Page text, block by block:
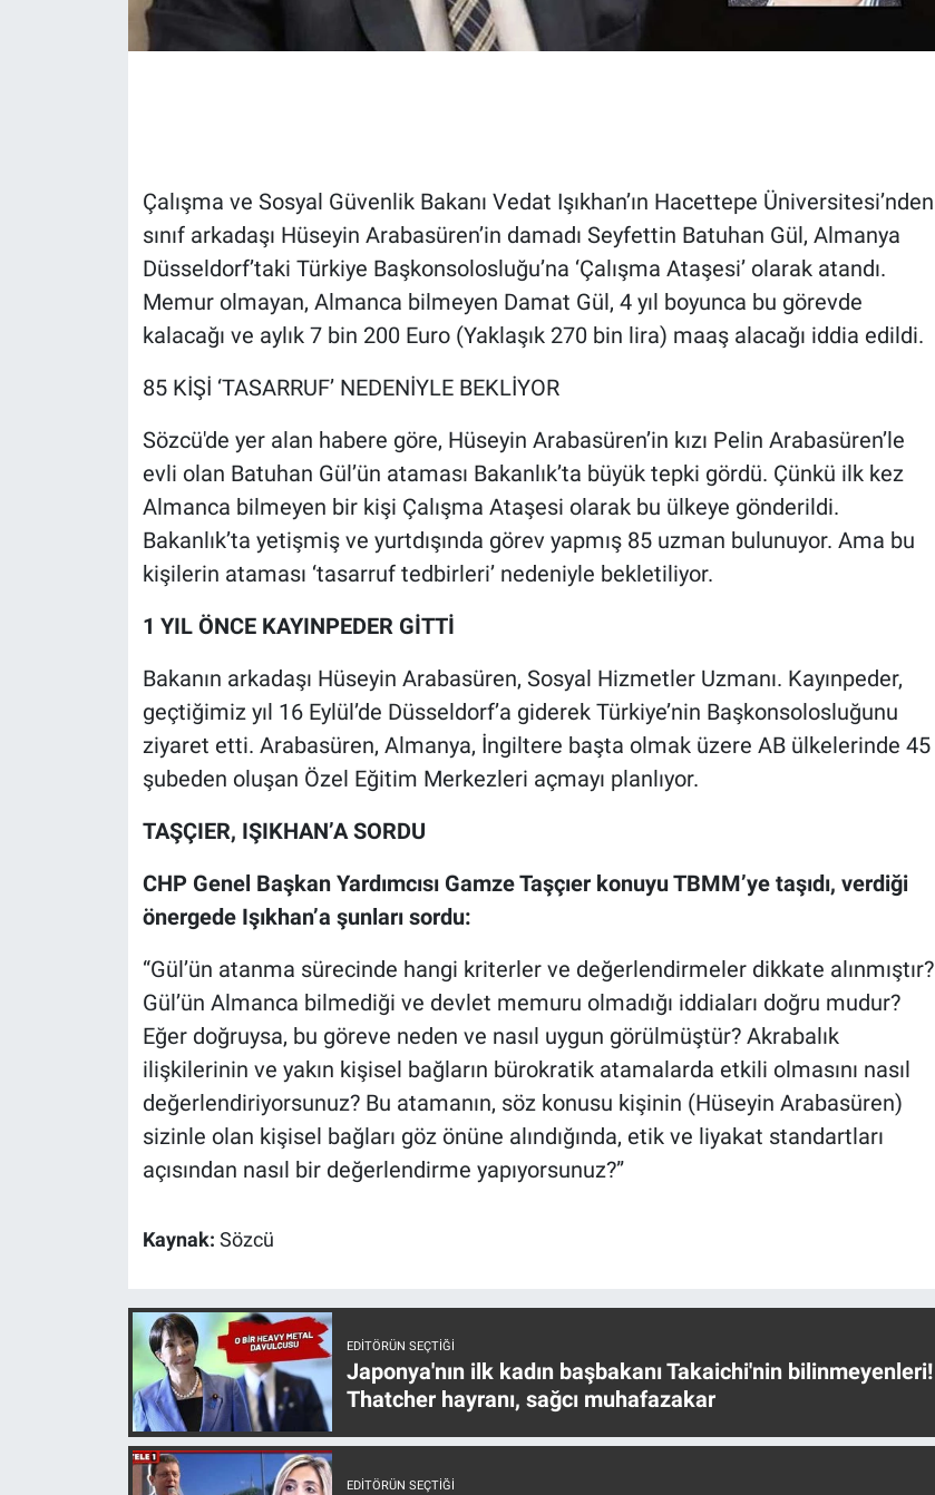
Çalışma ve Sosyal Güvenlik Bakanı Vedat Işıkhan’ın Hacettepe Üniversitesi’nden
sınıf arkadaşı Hüseyin Arabasüren’in damadı Seyfettin Batuhan Gül, Almanya
Düsseldorf’taki Türkiye Başkonsolosluğu’na ‘Çalışma Ataşesi’ olarak atandı.
Memur olmayan, Almanca bilmeyen Damat Gül, 4 yıl boyunca bu görevde
kalacağı ve aylık 7 bin 200 Euro (Yaklaşık 270 bin lira) maaş alacağı iddia edildi.
85 KİŞİ ‘TASARRUF’ NEDENİYLE BEKLİYOR
Sözcü'de yer alan habere göre, Hüseyin Arabasüren’in kızı Pelin Arabasüren’le
evli olan Batuhan Gül’ün ataması Bakanlık’ta büyük tepki gördü. Çünkü ilk kez
Almanca bilmeyen bir kişi Çalışma Ataşesi olarak bu ülkeye gönderildi.
Bakanlık’ta yetişmiş ve yurtdışında görev yapmış 85 uzman bulunuyor. Ama bu
kişilerin ataması ‘tasarruf tedbirleri’ nedeniyle bekletiliyor.
1 YIL ÖNCE KAYINPEDER GİTTİ
Bakanın arkadaşı Hüseyin Arabasüren, Sosyal Hizmetler Uzmanı. Kayınpeder,
geçtiğimiz yıl 16 Eylül’de Düsseldorf’a giderek Türkiye’nin Başkonsolosluğunu
ziyaret etti. Arabasüren, Almanya, İngiltere başta olmak üzere AB ülkelerinde 45
şubeden oluşan Özel Eğitim Merkezleri açmayı planlıyor.
TAŞÇIER, IŞIKHAN’A SORDU
CHP Genel Başkan Yardımcısı Gamze Taşçıer konuyu TBMM’ye taşıdı, verdiği
önergede Işıkhan’a şunları sordu:
“Gül’ün atanma sürecinde hangi kriterler ve değerlendirmeler dikkate alınmıştır?
Gül’ün Almanca bilmediği ve devlet memuru olmadığı iddiaları doğru mudur?
Eğer doğruysa, bu göreve neden ve nasıl uygun görülmüştür? Akrabalık
ilişkilerinin ve yakın kişisel bağların bürokratik atamalarda etkili olmasını nasıl
değerlendiriyorsunuz? Bu atamanın, söz konusu kişinin (Hüseyin Arabasüren)
sizinle olan kişisel bağları göz önüne alındığında, etik ve liyakat standartları
açısından nasıl bir değerlendirme yapıyorsunuz?”
Kaynak: Sözcü
EDITÖRÜN SEÇTIĞI
Japonya'nın ilk kadın başbakanı Takaichi'nin bilinmeyenleri!
Thatcher hayranı, sağcı muhafazakar
EDITÖRÜN SEÇTIĞI
Gündem Özel
Koronavirüs
Kültür Sanat
Ne demişti
Programlar
Teknoloji
Türkiye'nin Geleceği
Türkiye'nin Gündemi
Yerel Gündem
Yerel Yaşam
Canlı Yayın